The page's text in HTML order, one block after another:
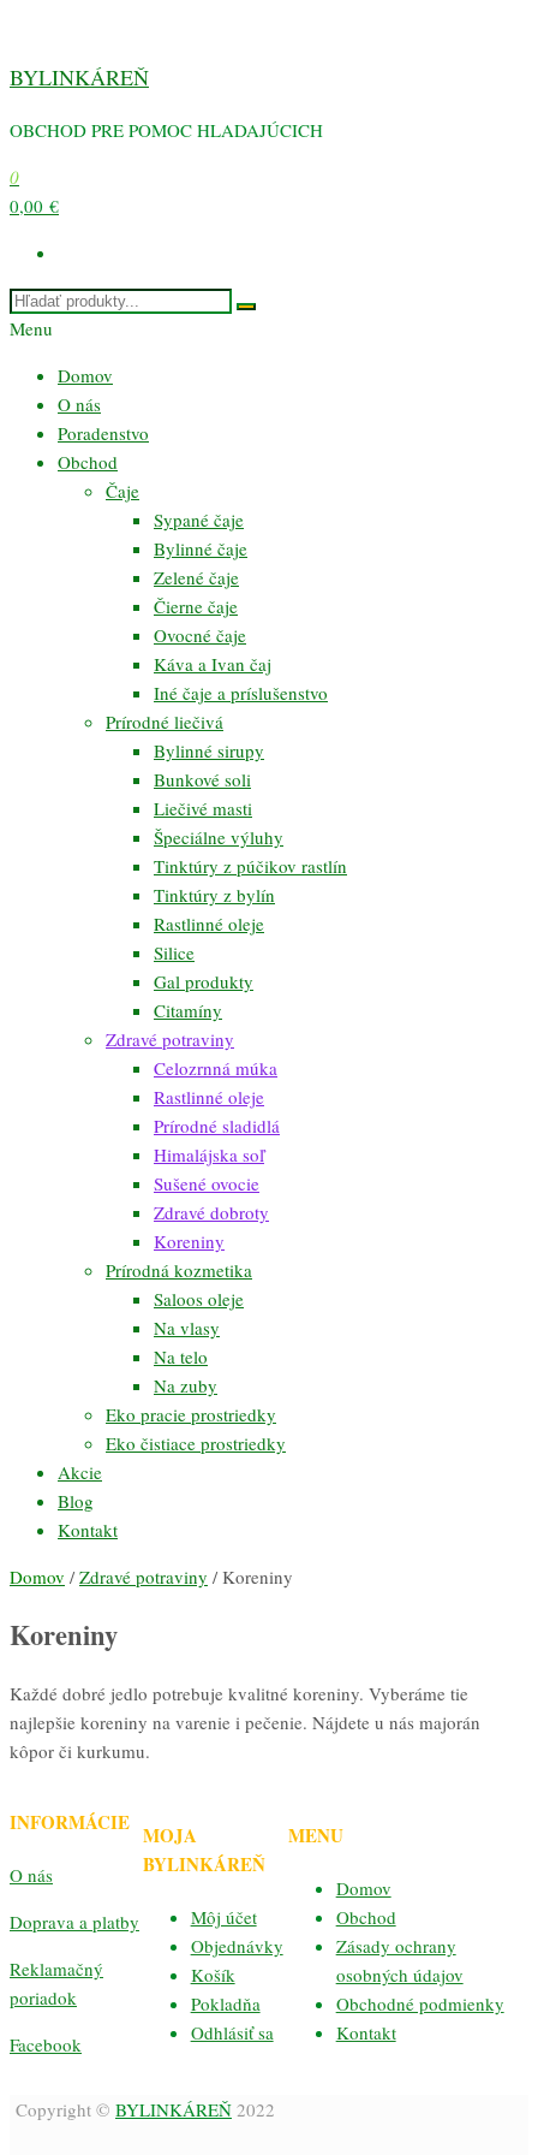
obsah
BYLINKÁREŇ
OBCHOD PRE POMOC HLADAJÚCICH
0
0,00 €
Menu
Domov
O nás
Poradenstvo
Obchod
Čaje
Sypané čaje
Bylinné čaje
Zelené čaje
Čierne čaje
Ovocné čaje
Káva a Ivan čaj
Iné čaje a príslušenstvo
Prírodné liečivá
Bylinné sirupy
Bunkové soli
Liečivé masti
Špeciálne výluhy
Tinktúry z púčikov rastlín
Tinktúry z bylín
Rastlinné oleje
Silice
Gal produkty
Citamíny
Zdravé potraviny
Celozrnná múka
Rastlinné oleje
Prírodné sladidlá
Himalájska soľ
Sušené ovocie
Zdravé dobroty
Koreniny
Prírodná kozmetika
Saloos oleje
Na vlasy
Na telo
Na zuby
Eko pracie prostriedky
Eko čistiace prostriedky
Akcie
Blog
Kontakt
Domov / Zdravé potraviny / Koreniny
Koreniny
Každé dobré jedlo potrebuje kvalitné koreniny. Vyberáme tie
najlepšie koreniny na varenie i pečenie. Nájdete u nás majorán
kôpor či kurkumu.
INFORMÁCIE
O nás
Doprava a platby
Reklamačný
poriadok
Facebook
MOJA
BYLINKÁREŇ
Môj účet
Objednávky
Košík
Pokladňa
Odhlásiť sa
MENU
Domov
Obchod
Zásady ochrany
osobných údajov
Obchodné podmienky
Kontakt
Copyright © BYLINKÁREŇ 2022